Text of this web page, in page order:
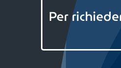
Per